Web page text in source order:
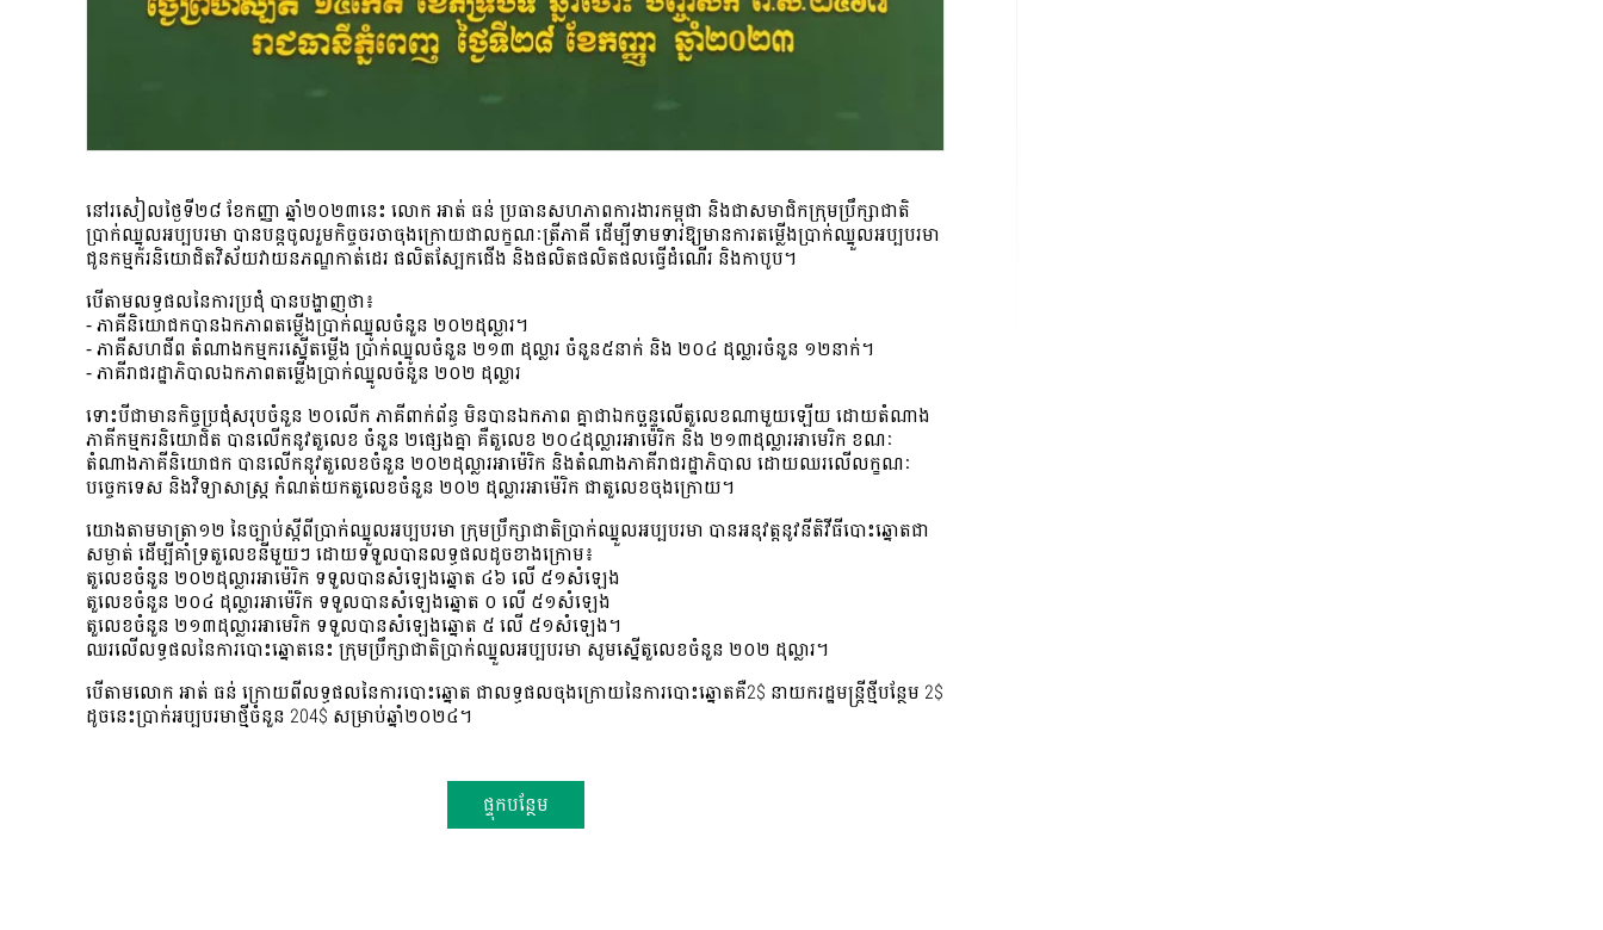
នៅរសៀលថ្ងៃទី២៨ ខែកញ្ញា ឆ្នាំ២០២៣នេះ លោក អាត់ ធន់ ប្រធានសហភាពការងារកម្ពុជា និងជាសមាជិកក្រុមប្រឹក្សាជាតិ
ប្រាក់ឈ្នួលអប្បបរមា បានបន្តចូលរួមកិច្ចចរចាចុងក្រោយជាលក្ខណៈត្រីភាគី ដើម្បីទាមទារឱ្យមានការតម្លើងប្រាក់ឈ្នួលអប្បបរមា
ជូនកម្មករនិយោជិតវិស័យវាយនភណ្ឌកាត់ដេរ ផលិតស្បែកជើង និងផលិតផលិតផលធ្វើដំណើរ និងកាបូប។
បើតាមលទ្ធផលនៃការប្រជុំ បានបង្ហាញថា៖
⁃ ភាគីនិយោជកបានឯកភាពតម្លើងប្រាក់ឈ្នូលចំនួន ២០២ដុល្លារ។
⁃ ភាគីសហជីព តំណាងកម្មករស្នើតម្លើង ប្រាក់ឈ្នូលចំនួន ២១៣ ដុល្លារ ចំនួន៥នាក់ និង ២០៤ ដុល្លារចំនួន ១២នាក់។
⁃ ភាគីរាជរដ្ឋាភិបាលឯកភាពតម្លើងប្រាក់ឈ្នូលចំនួន ២០២ ដុល្លារ
ទោះបីជាមានកិច្ចប្រជុំសរុបចំនួន ២០លើក ភាគីពាក់ព័ន្ធ មិនបានឯកភាព គ្នាជាឯកច្ឆន្ទលើតួលេខណាមួយឡើយ ដោយតំណាង
ភាគីកម្មករនិយោជិត បានលើកនូវតួលេខ ចំនួន ២ផ្សេងគ្នា គឺតួលេខ ២០៤ដុល្លារអាម៉េរិក និង ២១៣ដុល្លារអាមេរិក ខណៈ
តំណាងភាគីនិយោជក បានលើកនូវតួលេខចំនួន ២០២ដុល្លារអាម៉េរិក និងតំណាងភាគីរាជរដ្ឋាភិបាល ដោយឈរលើលក្ខណៈ
បច្ចេកទេស និងវិទ្យាសាស្ត្រ កំណត់យកតួលេខចំនួន ២០២ ដុល្លារអាម៉េរិក ជាតួលេខចុងក្រោយ។
យោងតាមមាត្រា១២ នៃច្បាប់ស្តីពីប្រាក់ឈ្នួលអប្បបរមា ក្រុមប្រឹក្សាជាតិប្រាក់ឈ្នួលអប្បបរមា បានអនុវត្តនូវនីតិវីធីបោះឆ្នោតជា
សម្ងាត់ ដើម្បីគាំទ្រតួលេខនីមួយៗ ដោយទទួលបានលទ្ធផលដូចខាងក្រោម៖
តួលេខចំនួន ២០២ដុល្លារអាម៉េរិក ទទួលបានសំឡេងឆ្នោត ៤៦ លើ ៥១សំឡេង
តួលេខចំនួន ២០៤ ដុល្លារអាម៉េរិក ទទួលបានសំឡេងឆ្នោត ០ លើ ៥១សំឡេង
តួលេខចំនួន ២១៣ដុល្លារអាមេរិក ទទួលបានសំឡេងឆ្នោត ៥ លើ ៥១សំឡេង។
ឈរលើលទ្ធផលនៃការបោះឆ្នោតនេះ ក្រុមប្រឹក្សាជាតិប្រាក់ឈ្នួលអប្បបរមា សូមស្នើតួលេខចំនួន ២០២ ដុល្លារ។
បើតាមលោក អាត់ ធន់ ក្រោយពីលទ្ធផលនៃការបោះឆ្នោត ជាលទ្ធផលចុងក្រោយនៃការបោះឆ្នោតគឺ2$ នាយករដ្ឋមន្ត្រីថ្មីបន្ថែម 2$
ដូចនេះប្រាក់អប្បបរមាថ្មីចំនួន 204$ សម្រាប់ឆ្នាំ២០២៤។
ផ្ទុកបន្ថែម